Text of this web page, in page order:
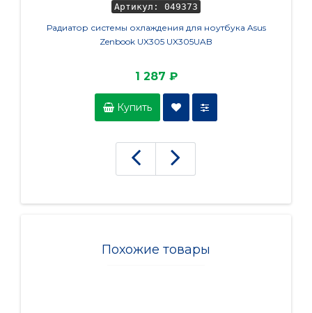
Артикул: 049373
Радиатор системы охлаждения для ноутбука Asus
Zenbook UX305 UX305UAB
1 287 ₽
Купить
Похожие товары